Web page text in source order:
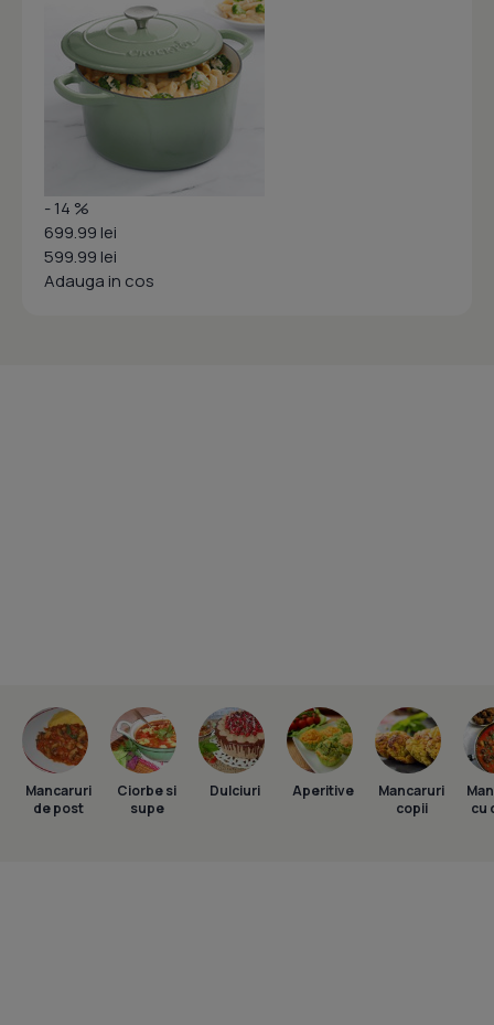
- 14 %
699.99 lei
599.99 lei
Adauga in cos
Mancaruri
de post
Ciorbe si
supe
Dulciuri Aperitive
Mancaruri
copii
cu